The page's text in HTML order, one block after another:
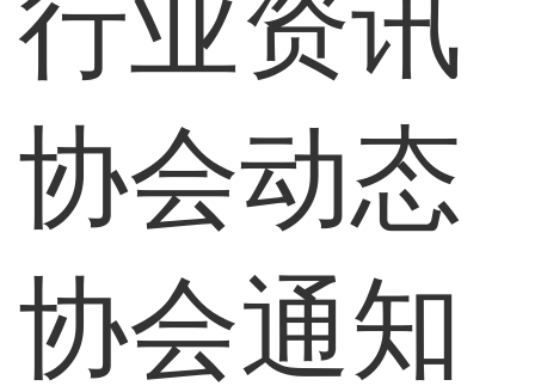
行业资讯
协会动态
协会通知